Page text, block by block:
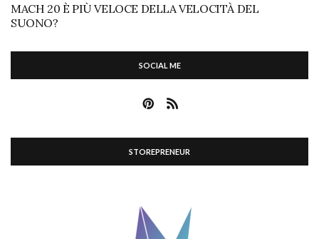
MACH 20 È PIÙ VELOCE DELLA VELOCITÀ DEL
SUONO?
SOCIAL ME
STOREPRENEUR